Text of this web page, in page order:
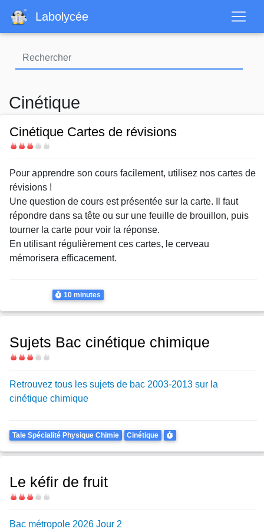
contenu
Labolycée
Cinétique
Cinétique Cartes de révisions
Difficulté
Body
Pour apprendre son cours facilement, utilisez nos cartes de
révisions !
Une question de cours est présentée sur la carte. Il faut
répondre dans sa tête ou sur une feuille de brouillon, puis
tourner la carte pour voir la réponse.
En utilisant régulièrement ces cartes, le cerveau
mémorisera efficacement.
Durée
10 minutes
Sujets Bac cinétique chimique
Difficulté
Retrouvez tous les sujets de bac 2003-2013 sur la
cinétique chimique
Theme
Tale Spécialité Physique Chimie Cinétique Durée
Le kéfir de fruit
Difficulté
Bac métropole 2026 Jour 2